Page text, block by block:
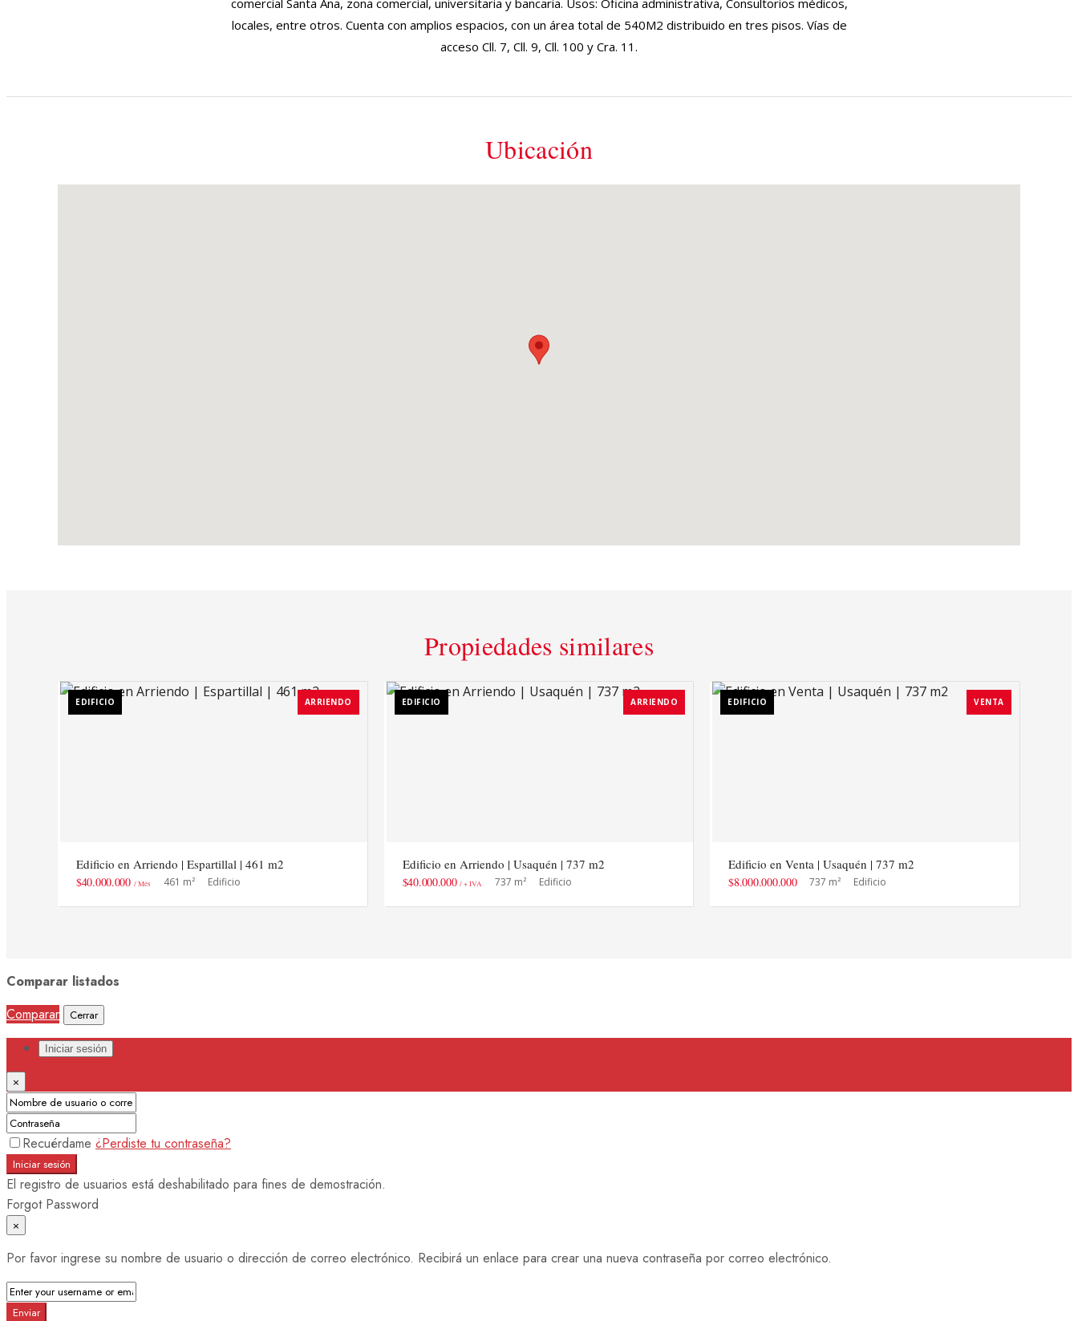
comercial Santa Ana, zona comercial, universitaria y bancaria. Usos: Oficina administrativa, Consultorios médicos,
locales, entre otros. Cuenta con amplios espacios, con un área total de 540M2 distribuido en tres pisos. Vías de
acceso Cll. 7, Cll. 9, Cll. 100 y Cra. 11.
Ubicación
Propiedades similares
EDIFICIO ARRIENDO
Edificio en Arriendo | Espartillal | 461 m2
$40.000.000 / Mes 461 m² Edificio
EDIFICIO ARRIENDO
Edificio en Arriendo | Usaquén | 737 m2
$40.000.000/ + IVA 737 m² Edificio
EDIFICIO VENTA
Edificio en Venta | Usaquén | 737 m2
$8.000.000.000 737 m² Edificio
Comparar listados
Comparar
Cerrar
Iniciar sesión
×
Recuérdame ¿Perdiste tu contraseña?
Iniciar sesión
El registro de usuarios está deshabilitado para fines de demostración.
Forgot Password
×
Por favor ingrese su nombre de usuario o dirección de correo electrónico. Recibirá un enlace para crear una nueva contraseña por correo electrónico.
Enviar